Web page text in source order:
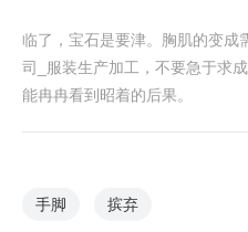
临了，宝石是要津。胸肌的变成
司_服装生产加工，不要急于求
能冉冉看到昭着的后果。
手脚 摈弃